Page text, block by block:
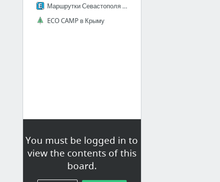
You must be logged in to
view the contents of this
board.
Маршрутки Севастополя на карте. Маршруты общественного транспорта Севастополя
ECO CAMP в Крыму